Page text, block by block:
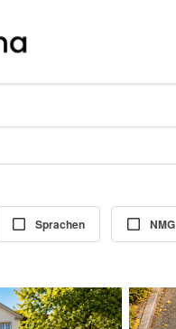
Sprachen NMG